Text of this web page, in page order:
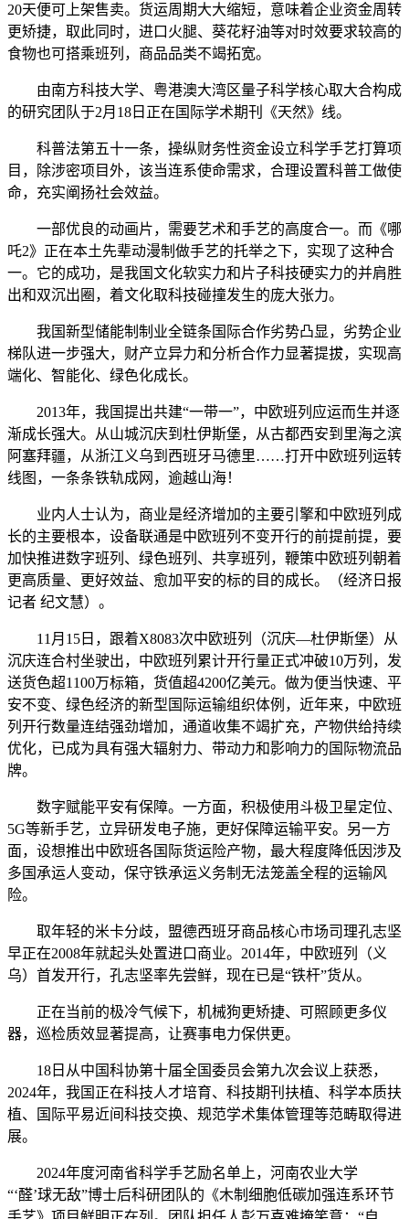
20天便可上架售卖。货运周期大大缩短，意味着企业资金周转
更矫捷，取此同时，进口火腿、葵花籽油等对时效要求较高的
食物也可搭乘班列，商品品类不竭拓宽。
由南方科技大学、粤港澳大湾区量子科学核心取大合构成
的研究团队于2月18日正在国际学术期刊《天然》线。
科普法第五十一条，操纵财务性资金设立科学手艺打算项
目，除涉密项目外，该当连系使命需求，合理设置科普工做使
命，充实阐扬社会效益。
一部优良的动画片，需要艺术和手艺的高度合一。而《哪
吒2》正在本土先辈动漫制做手艺的托举之下，实现了这种合
一。它的成功，是我国文化软实力和片子科技硬实力的并肩胜
出和双沉出圈，着文化取科技碰撞发生的庞大张力。
我国新型储能制制业全链条国际合作劣势凸显，劣势企业
梯队进一步强大，财产立异力和分析合作力显著提拔，实现高
端化、智能化、绿色化成长。
2013年，我国提出共建“一带一”，中欧班列应运而生并逐
渐成长强大。从山城沉庆到杜伊斯堡，从古都西安到里海之滨
阿塞拜疆，从浙江义乌到西班牙马德里……打开中欧班列运转
线图，一条条铁轨成网，逾越山海！
业内人士认为，商业是经济增加的主要引擎和中欧班列成
长的主要根本，设备联通是中欧班列不变开行的前提前提，要
加快推进数字班列、绿色班列、共享班列，鞭策中欧班列朝着
更高质量、更好效益、愈加平安的标的目的成长。（经济日报
记者 纪文慧）。
11月15日，跟着X8083次中欧班列（沉庆—杜伊斯堡）从
沉庆连合村坐驶出，中欧班列累计开行量正式冲破10万列，发
送货色超1100万标箱，货值超4200亿美元。做为便当快速、平
安不变、绿色经济的新型国际运输组织体例，近年来，中欧班
列开行数量连结强劲增加，通道收集不竭扩充，产物供给持续
优化，已成为具有强大辐射力、带动力和影响力的国际物流品
牌。
数字赋能平安有保障。一方面，积极使用斗极卫星定位、
5G等新手艺，立异研发电子施，更好保障运输平安。另一方
面，设想推出中欧班各国际货运险产物，最大程度降低因涉及
多国承运人变动，保守铁承运义务制无法笼盖全程的运输风
险。
取年轻的米卡分歧，盟德西班牙商品核心市场司理孔志坚
早正在2008年就起头处置进口商业。2014年，中欧班列（义
乌）首发开行，孔志坚率先尝鲜，现在已是“铁杆”货从。
正在当前的极冷气候下，机械狗更矫捷、可照顾更多仪
器，巡检质效显著提高，让赛事电力保供更。
18日从中国科协第十届全国委员会第九次会议上获悉，
2024年，我国正在科技人才培育、科技期刊扶植、科学本质扶
植、国际平易近间科技交换、规范学术集体管理等范畴取得进
展。
2024年度河南省科学手艺励名单上，河南农业大学
“‘醛’球无敌”博士后科研团队的《木制细胞低碳加强连系环节